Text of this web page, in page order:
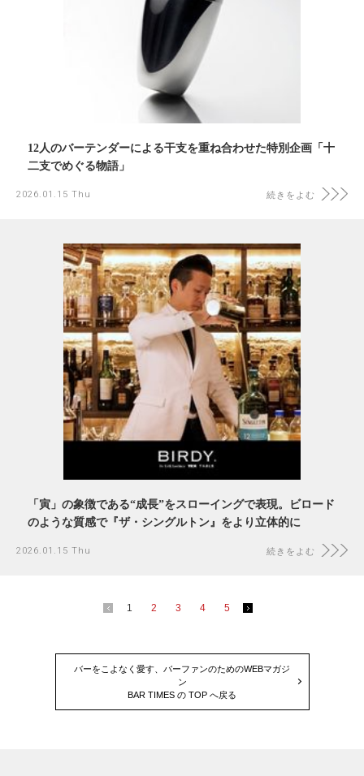
12人のバーテンダーによる干支を重ね合わせた特別企画「十
二支でめぐる物語」
2026.01.15 Thu 続きをよむ
「寅」の象徴である“成長”をスローイングで表現。ビロード
のような質感で『ザ・シングルトン』をより立体的に
2026.01.15 Thu 続きをよむ
1 2 3 4 5
バーをこよなく愛す、バーファンのためのWEBマガジ
ン
BAR TIMES の TOP へ戻る